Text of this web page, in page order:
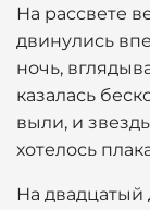
На рассвете
двинулись
ночь,
казалась
выли, и
хотелось
На двадцатый